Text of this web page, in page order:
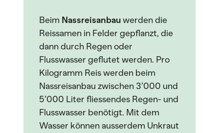
Beim Nassreisanbauwerden die
Reissamen in Felder gepflanzt, die
dann durch Regen oder
Flusswasser geflutet werden. Pro
Kilogramm Reis werden beim
Nassreisanbau zwischen 3’000 und
5’000 Liter fliessendes Regen- und
Flusswasser benötigt. Mit dem
Wasser können ausserdem Unkraut